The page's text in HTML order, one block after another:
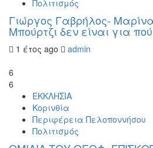
Πολιτισμός
Γιώργος Γαβρήλος-
Μπούρτζι δεν είναι για
1 έτος ago
admin
6
6
ΕΚΚΛΗΣΙΑ
Κορινθία
Περιφέρεια Πελοποννήσου
Πολιτισμός